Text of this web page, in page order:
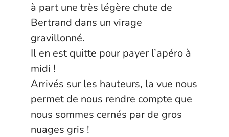
à part une très légère chute de
Bertrand dans un virage
gravillonné.
Il en est quitte pour payer l’apéro à
midi !
Arrivés sur les hauteurs, la vue nous
permet de nous rendre compte que
nous sommes cernés par de gros
nuages gris !